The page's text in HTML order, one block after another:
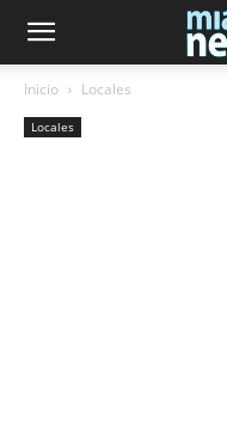
Inicio Locales
Locales